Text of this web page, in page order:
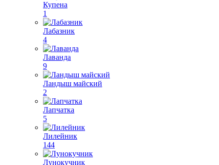
Купена
1
Лабазник
4
Лаванда
9
Ландыш майский
2
Лапчатка
5
Лилейник
144
Лунокучник